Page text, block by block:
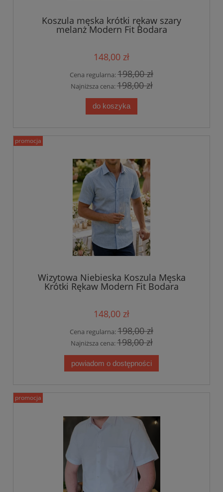
Koszula męska krótki rękaw szary
melanż Modern Fit Bodara
148,00 zł
Cena regularna:198,00 zł
Najniższa cena:198,00 zł
do koszyka
Wizytowa Niebieska Koszula Męska
Krótki Rękaw Modern Fit Bodara
148,00 zł
Cena regularna:198,00 zł
Najniższa cena:198,00 zł
powiadom o dostępności
promocja
promocja